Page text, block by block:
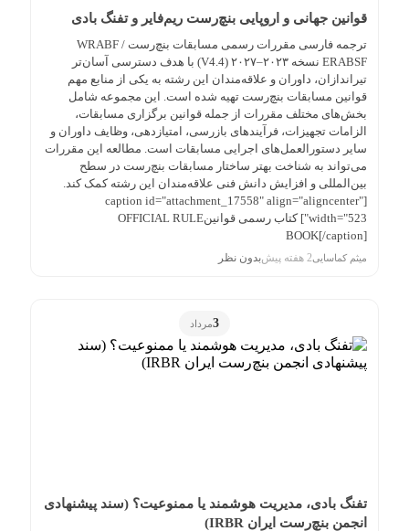
قوانین جهانی و اروپایی بنچ‌رست ریم‌فایر و تفنگ بادی
ترجمه فارسی مقررات رسمی مسابقات بنچ‌رست WRABF /
ERABSF نسخه ۲۰۲۳–۲۰۲۷ (V4.4) با هدف دسترسی آسان‌تر
تیراندازان، داوران و علاقه‌مندان این رشته به یکی از منابع مهم
قوانین مسابقات بنچ‌رست تهیه شده است. این مجموعه شامل
بخش‌های مختلف مقررات از جمله قوانین برگزاری مسابقات،
الزامات تجهیزات، فرآیندهای بازرسی، امتیازدهی، وظایف داوران و
سایر دستورالعمل‌های اجرایی مسابقات است. مطالعه این مقررات
می‌تواند به شناخت بهتر ساختار مسابقات بنچ‌رست در سطح
بین‌المللی و افزایش دانش فنی علاقه‌مندان این رشته کمک کند.
[caption id="attachment_17558" align="aligncenter"
width="523"] کتاب رسمی قوانینOFFICIAL RULE
BOOK[/caption]
میثم کماسایی2 هفته پیش بدون نظر
3مرداد
تفنگ بادی، مدیریت هوشمند یا ممنوعیت؟ (سند پیشنهادی
انجمن بنچ‌رست ایران IRBR)